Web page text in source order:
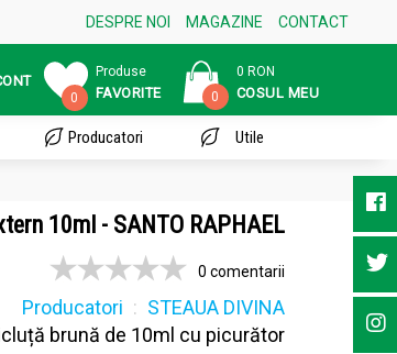
DESPRE NOI MAGAZINE CONTACT
0
Produse
FAVORITE 0
0 RON
COSUL MEU
Producatori Utile
10ml - SANTO RAPHAEL
0 comentarii
Producatori STEAUA DIVINA
brună de 10ml cu picurător